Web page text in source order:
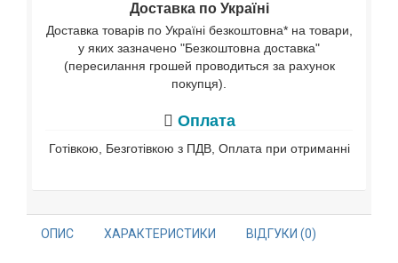
Доставка по Україні
Доставка товарів по Україні безкоштовна* на товари,
у яких зазначено "Безкоштовна доставка"
(пересилання грошей проводиться за рахунок
покупця).
Оплата
Готівкою, Безготівкою з ПДВ, Оплата при отриманні
ОПИС ХАРАКТЕРИСТИКИ ВІДГУКИ (0)